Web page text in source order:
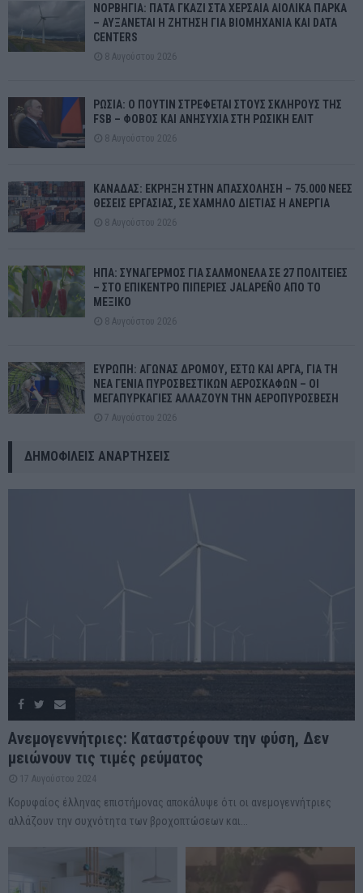
ΝΟΡΒΗΓΙΑ: ΠΑΤΑ ΓΚΑΖΙ ΣΤΑ ΧΕΡΣΑΙΑ ΑΙΟΛΙΚΑ ΠΑΡΚΑ
– ΑΥΞΑΝΕΤΑΙ Η ΖΗΤΗΣΗ ΓΙΑ ΒΙΟΜΗΧΑΝΙΑ ΚΑΙ DATA
CENTERS
8 Αυγούστου 2026
ΡΩΣΙΑ: Ο ΠΟΥΤΙΝ ΣΤΡΕΦΕΤΑΙ ΣΤΟΥΣ ΣΚΛΗΡΟΥΣ ΤΗΣ
FSB – ΦΟΒΟΣ ΚΑΙ ΑΝΗΣΥΧΙΑ ΣΤΗ ΡΩΣΙΚΗ ΕΛΙΤ
8 Αυγούστου 2026
ΚΑΝΑΔΑΣ: ΕΚΡΗΞΗ ΣΤΗΝ ΑΠΑΣΧΟΛΗΣΗ – 75.000 ΝΕΕΣ
ΘΕΣΕΙΣ ΕΡΓΑΣΙΑΣ, ΣΕ ΧΑΜΗΛΟ ΔΙΕΤΙΑΣ Η ΑΝΕΡΓΙΑ
8 Αυγούστου 2026
ΗΠΑ: ΣΥΝΑΓΕΡΜΟΣ ΓΙΑ ΣΑΛΜΟΝΕΛΑ ΣΕ 27 ΠΟΛΙΤΕΙΕΣ
– ΣΤΟ ΕΠΙΚΕΝΤΡΟ ΠΙΠΕΡΙΕΣ JALAPEÑO ΑΠΟ ΤΟ
ΜΕΞΙΚΟ
8 Αυγούστου 2026
ΕΥΡΩΠΗ: ΑΓΩΝΑΣ ΔΡΟΜΟΥ, ΕΣΤΩ ΚΑΙ ΑΡΓΑ, ΓΙΑ ΤΗ
ΝΕΑ ΓΕΝΙΑ ΠΥΡΟΣΒΕΣΤΙΚΩΝ ΑΕΡΟΣΚΑΦΩΝ – ΟΙ
ΜΕΓΑΠΥΡΚΑΓΙΕΣ ΑΛΛΑΖΟΥΝ ΤΗΝ ΑΕΡΟΠΥΡΟΣΒΕΣΗ
7 Αυγούστου 2026
ΔΗΜΟΦΙΛΕΊΣ ΑΝΑΡΤΉΣΕΙΣ
Ανεμογεννήτριες: Καταστρέφουν την φύση, Δεν
μειώνουν τις τιμές ρεύματος
17 Αυγούστου 2024
Κορυφαίος έλληνας επιστήμονας αποκάλυψε ότι οι ανεμογεννήτριες
αλλάζουν την συχνότητα των βροχοπτώσεων και...